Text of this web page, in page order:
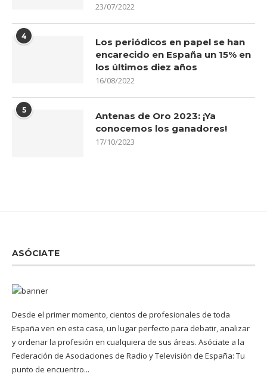
23/07/2022
4
Los periódicos en papel se han
encarecido en España un 15% en
los últimos diez años
16/08/2022
5
Antenas de Oro 2023: ¡Ya
conocemos los ganadores!
17/10/2023
ASÓCIATE
Desde el primer momento, cientos de profesionales de toda
España ven en esta casa, un lugar perfecto para debatir, analizar
y ordenar la profesión en cualquiera de sus áreas. Asóciate a la
Federación de Asociaciones de Radio y Televisión de España: Tu
punto de encuentro...